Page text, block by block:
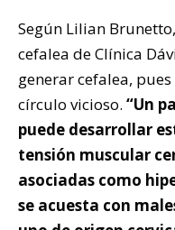
Según Lilian
cefalea de Clínica
generar cefalea,
círculo vicioso. “Un
puede desarrollar
tensión muscular
asociadas como
se acuesta con